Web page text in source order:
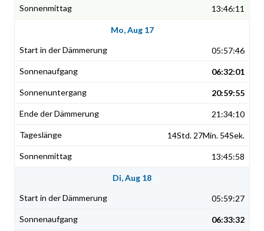
13:46:11
Mo, Aug 17
05:57:46
06:32:01
20:59:55
21:34:10
14Std. 27Min. 54Sek.
13:45:58
Di, Aug 18
05:59:27
06:33:32